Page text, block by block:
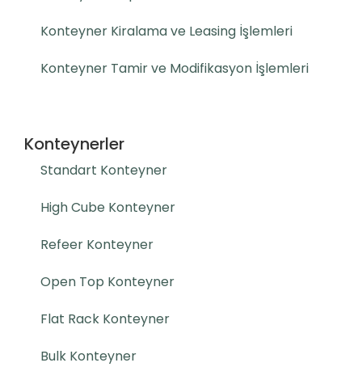
Konteyner Kiralama ve Leasing İşlemleri
Konteyner Tamir ve Modifikasyon İşlemleri
Konteynerler
Standart Konteyner
High Cube Konteyner
Refeer Konteyner
Open Top Konteyner
Flat Rack Konteyner
Bulk Konteyner